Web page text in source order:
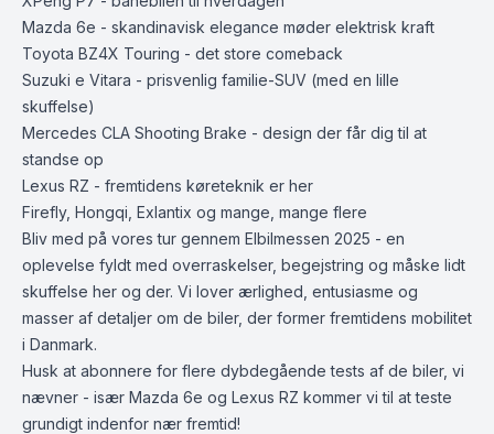
Mazda 6e - skandinavisk elegance møder elektrisk kraft
Toyota BZ4X Touring - det store comeback
Suzuki e Vitara - prisvenlig familie-SUV (med en lille
skuffelse)
Mercedes CLA Shooting Brake - design der får dig til at
standse op
Lexus RZ - fremtidens køreteknik er her
Firefly, Hongqi, Exlantix og mange, mange flere
Bliv med på vores tur gennem Elbilmessen 2025 - en
oplevelse fyldt med overraskelser, begejstring og måske lidt
skuffelse her og der. Vi lover ærlighed, entusiasme og
masser af detaljer om de biler, der former fremtidens mobilitet
i Danmark.
Husk at abonnere for flere dybdegående tests af de biler, vi
nævner - især Mazda 6e og Lexus RZ kommer vi til at teste
grundigt indenfor nær fremtid!